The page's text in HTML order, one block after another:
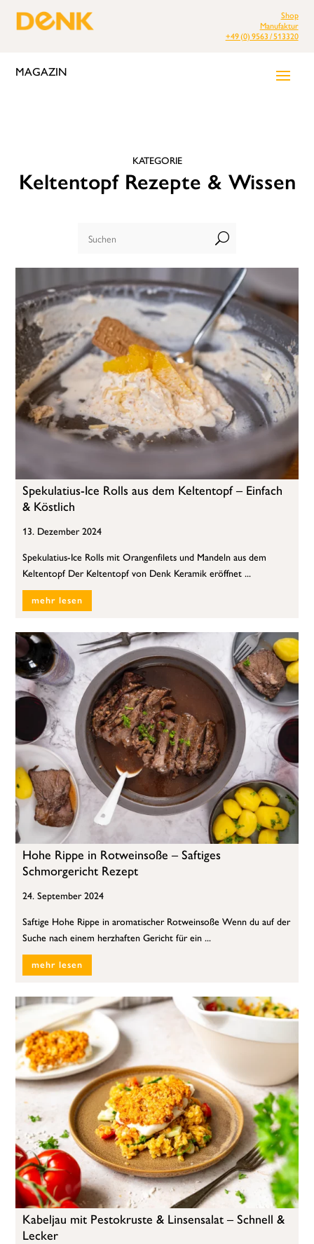
Shop
Manufaktur
+49 (0) 9563 / 513320
MAGAZIN
KATEGORIE
Keltentopf Rezepte & Wissen
U
Spekulatius-Ice Rolls aus dem Keltentopf – Einfach
& Köstlich
13. Dezember 2024
Spekulatius-Ice Rolls mit Orangenfilets und Mandeln aus dem
Keltentopf Der Keltentopf von Denk Keramik eröffnet ...
mehr lesen
Hohe Rippe in Rotweinsoße – Saftiges
Schmorgericht Rezept
24. September 2024
Saftige Hohe Rippe in aromatischer Rotweinsoße Wenn du auf der
Suche nach einem herzhaften Gericht für ein ...
mehr lesen
Kabeljau mit Pestokruste & Linsensalat – Schnell &
Lecker